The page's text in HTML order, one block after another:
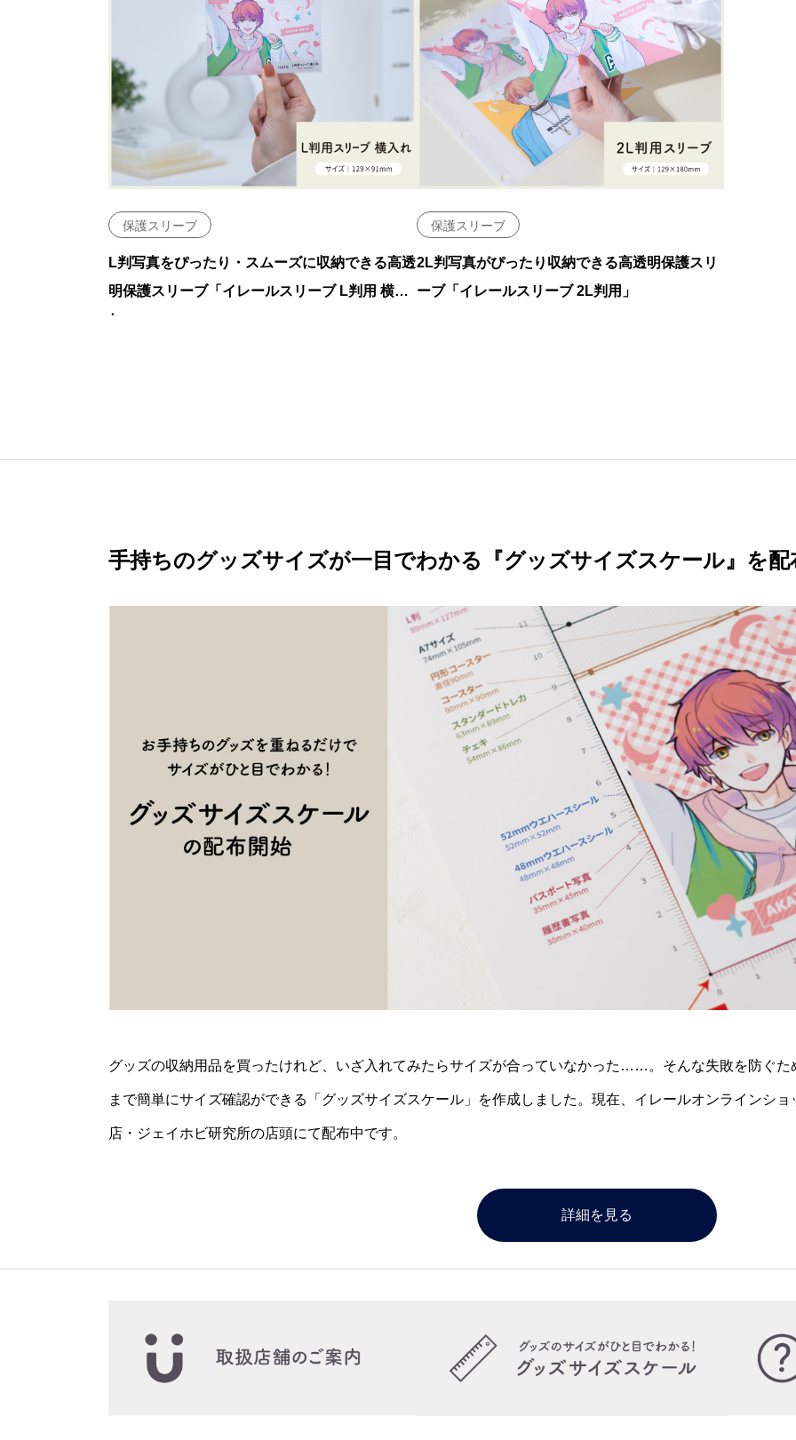
保護スリーブ
L判写真をぴったり・スムーズに収納できる高透
明保護スリーブ「イレールスリーブ L判用 横入
れ」
保護スリーブ
2L判写真がぴったり収納できる高透明保護スリ
ーブ「イレールスリーブ 2L判用」
手持ちのグッズサイズが一目でわかる『グッズサイズスケール』を配
グッズの収納用品を買ったけれど、いざ入れてみたらサイズが合っていなかった……。そんな失敗を防ぐ
まで簡単にサイズ確認ができる「グッズサイズスケール」を作成しました。現在、イレールオンラインシ
店・ジェイホビ研究所の店頭にて配布中です。
詳細を見る